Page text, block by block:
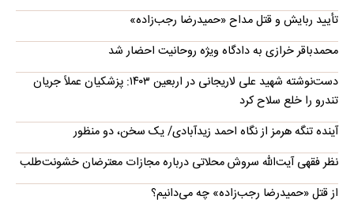
تأیید ربایش و قتل مداح «حمیدرضا رجب‌زاده»
محمدباقر خرازی به دادگاه ویژه روحانیت احضار شد
دست‌نوشته شهید علی لاریجانی در اربعین ۱۴۰۳: پزشکیان عملاً جریان
تندرو را خلع سلاح کرد
آینده تنگه هرمز از نگاه احمد زیدآبادی/ یک سخن، دو منظور
نظر فقهی آیت‌الله سروش محلاتی درباره مجازات معترضان خشونت‌طلب
از قتل «حمیدرضا رجب‌زاده» چه می‌دانیم؟